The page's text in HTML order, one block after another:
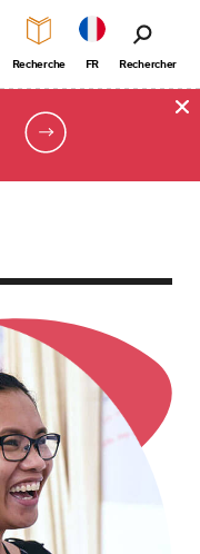
Recherche FR Rechercher